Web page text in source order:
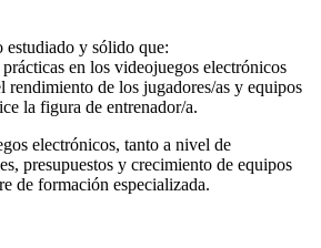
estudiado y sólido que:
en los videojuegos electrónicos
rendimiento de los jugadores/as y equipos
la figura de entrenador/a.
electrónicos, tanto a nivel de
presupuestos y crecimiento de equipos
de formación especializada.